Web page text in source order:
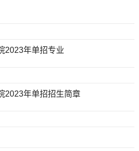
2023年单招专业
2023年单招招生简章